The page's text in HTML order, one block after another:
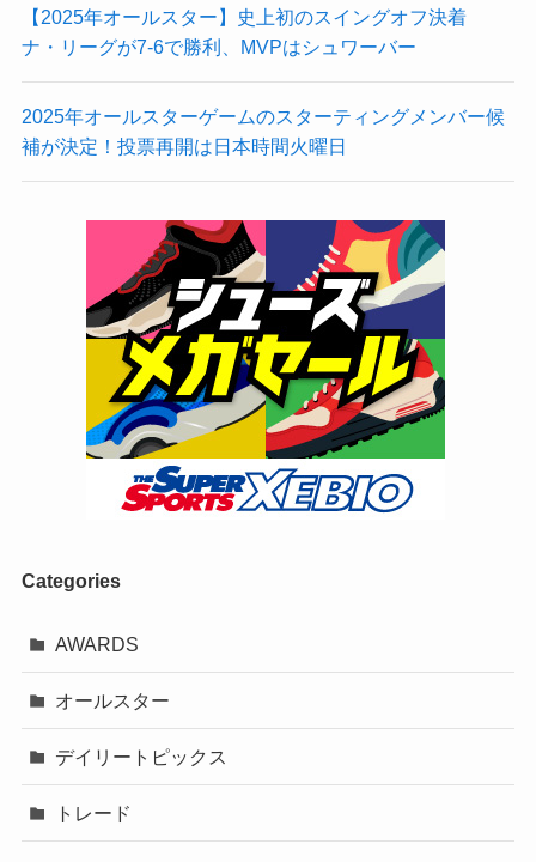
【2025年オールスター】史上初のスイングオフ決着
ナ・リーグが7-6で勝利、MVPはシュワーバー
2025年オールスターゲームのスターティングメンバー候
補が決定！投票再開は日本時間火曜日
Categories
AWARDS
オールスター
デイリートピックス
トレード